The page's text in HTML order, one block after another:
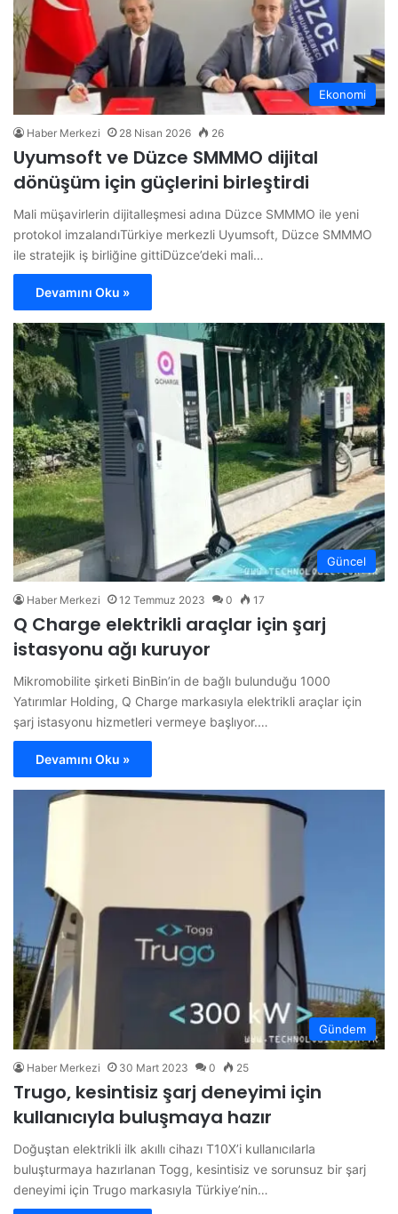
Ekonomi
Haber Merkezi 28 Nisan 2026 26
Uyumsoft ve Düzce SMMMO dijital
dönüşüm için güçlerini birleştirdi
Mali müşavirlerin dijitalleşmesi adına Düzce SMMMO ile yeni
protokol imzalandıTürkiye merkezli Uyumsoft, Düzce SMMMO
ile stratejik iş birliğine gittiDüzce’deki mali…
Devamını Oku »
Güncel
Haber Merkezi 12 Temmuz 2023 0 17
Q Charge elektrikli araçlar için şarj
istasyonu ağı kuruyor
Mikromobilite şirketi BinBin’in de bağlı bulunduğu 1000
Yatırımlar Holding, Q Charge markasıyla elektrikli araçlar için
şarj istasyonu hizmetleri vermeye başlıyor.…
Devamını Oku »
Gündem
Haber Merkezi 30 Mart 2023 0 25
Trugo, kesintisiz şarj deneyimi için
kullanıcıyla buluşmaya hazır
Doğuştan elektrikli ilk akıllı cihazı T10X’i kullanıcılarla
buluşturmaya hazırlanan Togg, kesintisiz ve sorunsuz bir şarj
deneyimi için Trugo markasıyla Türkiye’nin…